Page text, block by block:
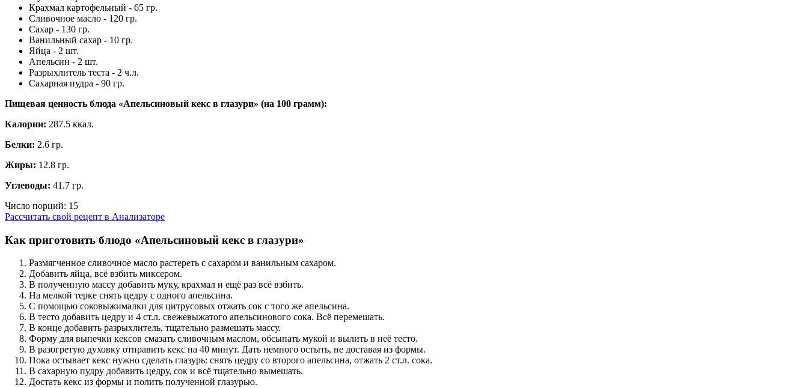
Крахмал картофельный - 65 гр.
Сливочное масло - 120 гр.
Сахар - 130 гр.
Ванильный сахар - 10 гр.
Яйца - 2 шт.
Апельсин - 2 шт.
Разрыхлитель теста - 2 ч.л.
Сахарная пудра - 90 гр.
Пищевая ценность блюда «Апельсиновый кекс в глазури» (на 100 грамм):
Калории: 287.5 ккал.
Белки: 2.6 гр.
Жиры: 12.8 гр.
Углеводы: 41.7 гр.
Число порций: 15
Рассчитать свой рецепт в Анализаторе
Как приготовить блюдо «Апельсиновый кекс в глазури»
Размягченное сливочное масло растереть с сахаром и ванильным сахаром.
Добавить яйца, всё взбить миксером.
В полученную массу добавить муку, крахмал и ещё раз всё взбить.
На мелкой терке снять цедру с одного апельсина.
С помощью соковыжималки для цитрусовых отжать сок с того же апельсина.
В тесто добавить цедру и 4 ст.л. свежевыжатого апельсинового сока. Всё перемешать.
В конце добавить разрыхлитель, тщательно размешать массу.
Форму для выпечки кексов смазать сливочным маслом, обсыпать мукой и вылить в неё тесто.
В разогретую духовку отправить кекс на 40 минут. Дать немного остыть, не доставая из формы.
Пока остывает кекс нужно сделать глазурь: снять цедру со второго апельсина, отжать 2 ст.л. сока.
В сахарную пудру добавить цедру, сок и всё тщательно вымешать.
Достать кекс из формы и полить полученной глазурью.